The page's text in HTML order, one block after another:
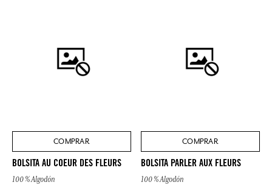
COMPRAR
BOLSITA AU COEUR DES FLEURS
100 % Algodón
COMPRAR
BOLSITA PARLER AUX FLEURS
100 % Algodón